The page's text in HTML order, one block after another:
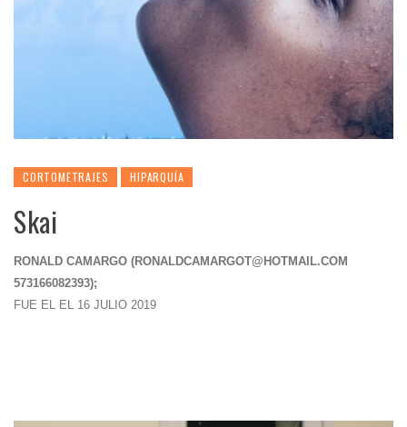
CORTOMETRAJES HIPARQUÍA
Skai
RONALD CAMARGO (RONALDCAMARGOT@HOTMAIL.COM
573166082393);
FUE EL EL 16 JULIO 2019